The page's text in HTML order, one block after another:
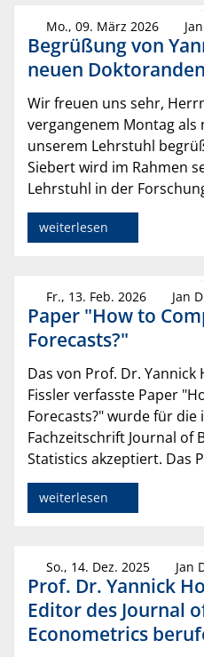
Mo., 09. März 2026
Begrüßung von
neuen Doktoranden
Wir freuen uns sehr,
vergangenem Montag
unserem Lehrstuhl
Siebert wird im Rahmen
Lehrstuhl in der
weiterlesen
Fr., 13. Feb. 2026 Jan
Paper "How to
Forecasts?"
Das von Prof. Dr. Yannick
Fissler verfasste Paper
Forecasts?" wurde für
Fachzeitschrift Journal of
Statistics akzeptiert. Das
weiterlesen
So., 14. Dez. 2025 Jan
Prof. Dr. Yannick
Editor des Journal
Econometrics